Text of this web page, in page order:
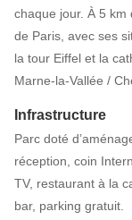
chaque jour. À 5 km
de Paris, avec ses
la tour Eiffel et la
Marne-la-Vallée /
Infrastructure
Parc doté
réception, coin
TV, restaurant à la
bar, parking gratuit.